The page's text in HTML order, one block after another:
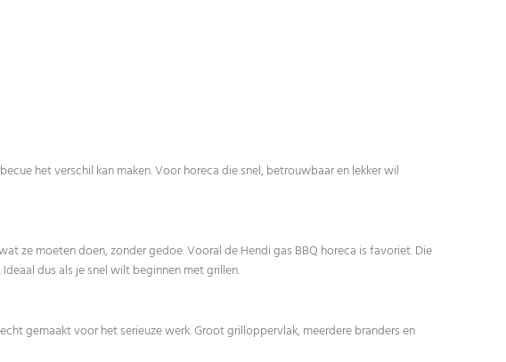
het verschil kan maken. Voor horeca die snel, betrouwbaar en lekker wil
ze moeten doen, zonder gedoe. Vooral de Hendi gas BBQ horeca is favoriet. Die
dus als je snel wilt beginnen met grillen.
gemaakt voor het serieuze werk. Groot grilloppervlak, meerdere branders en